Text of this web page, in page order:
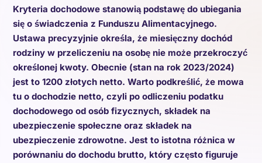
Kryteria dochodowe stanowią podstawę do ubiegania
się o świadczenia z Funduszu Alimentacyjnego.
Ustawa precyzyjnie określa, że miesięczny dochód
rodziny w przeliczeniu na osobę nie może przekroczyć
określonej kwoty. Obecnie (stan na rok 2023/2024)
jest to 1200 złotych netto. Warto podkreślić, że mowa
tu o dochodzie netto, czyli po odliczeniu podatku
dochodowego od osób fizycznych, składek na
ubezpieczenie społeczne oraz składek na
ubezpieczenie zdrowotne. Jest to istotna różnica w
porównaniu do dochodu brutto, który często figuruje